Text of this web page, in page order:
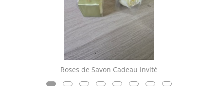
Roses de Savon Cadeau Invité